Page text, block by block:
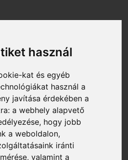
használ
kat és egyéb
használ a
javítása érdekében a
a webhely alapvető
, hogy jobb
a weboldalon,
iránti
valamint a